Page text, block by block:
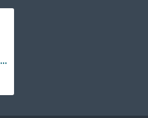
Ø54x35 mm Elektromıknatıs - Yüksek Güçlü, Su Geçirmez